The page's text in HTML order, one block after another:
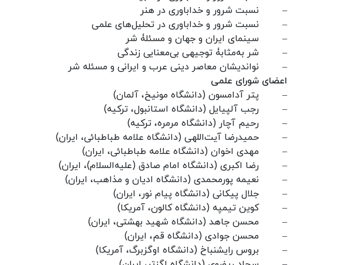
– نسبت شرور و خداباوری در هنر
– نسبت شرور و خداباوری در تحلیل‌های علمی
– سینمای ایران و جهان و مسئلۀ شر
– شر به‌مثابۀ توجیهی بی‌معنایی زندگی
– نواندیشان معاصر دینی عرب و ایرانی و مسئله شر
اعضای شورای علمی
– پتر آدامسون (دانشگاه مونیخ، آلمان)
– رجب آلپیایل (دانشگاه استانبول، ترکیه)
– رحیم آچار (دانشگاه مرمره، ترکیه)
– حمیدرضا آیت‌اللهی (دانشگاه علامه طباطبائی، ایران)
– مهدی اخوان (دانشگاه علامه طباطبائی، ایران)
– رضا اکبری (دانشگاه امام صادق (علیه‌السلام)، ایران)
– نعیمه پورمحمدی (دانشگاه ادیان و مذاهب، ایران)
– جلال پیکانی (دانشگاه پیام نور، ایران)
–کوین تیمپه (دانشگاه کالون، آمریکا)
– محسن جاهد (دانشگاه شهید بهشتی، ایران)
– محسن جوادی (دانشگاه قم، ایران)
– بروس رایشنباخ (دانشگاه اوگزبرگ، آمریکا)